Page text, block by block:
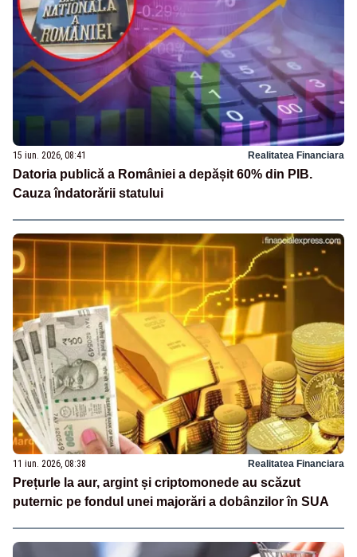
15 iun. 2026, 08:41 Realitatea Financiara
Datoria publică a României a depășit 60% din PIB.
Cauza îndatorării statului
11 iun. 2026, 08:38 Realitatea Financiara
Prețurle la aur, argint și criptomonede au scăzut
puternic pe fondul unei majorări a dobânzilor în SUA